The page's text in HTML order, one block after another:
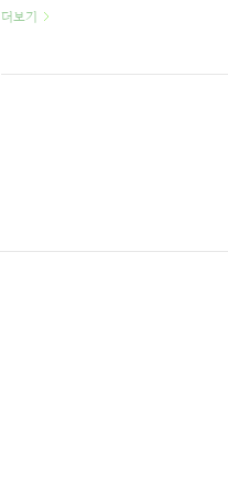
인화 모습입니다. 20장 모두를 대
프레임으로 들어있었습니다. 사진
더보기